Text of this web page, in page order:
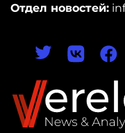
Отдел новостей: